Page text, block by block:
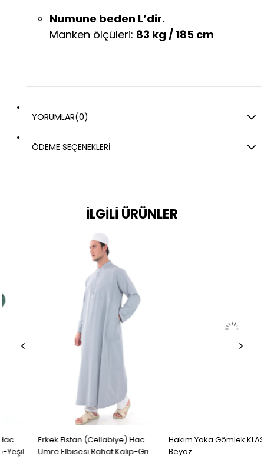
Numune beden L’dir.
Manken ölçüleri: 83 kg / 185 cm
YORUMLAR(0)
ÖDEME SEÇENEKLERI
İLGİLİ ÜRÜNLER
Erkek Fistan (Cellabiye) Hac
Umre Elbisesi Rahat Kalıp-Gri
Hakim Yaka Gömlek KLASİK-
Beyaz